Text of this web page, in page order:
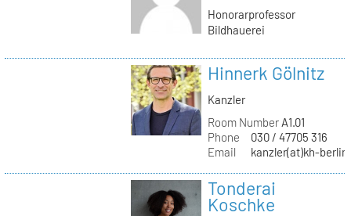
Honorarprofessor
Bildhauerei
Hinnerk Gölnitz
Kanzler
Room NumberA1.01
Phone
030 / 47705 316
Email
kanzler(at)kh-
Tonderai
Koschke